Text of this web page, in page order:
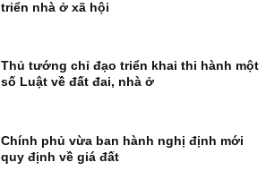
triển nhà ở xã hội
Thủ tướng chỉ đạo triển khai thi hành một
số Luật về đất đai, nhà ở
Chính phủ vừa ban hành nghị định mới
quy định về giá đất